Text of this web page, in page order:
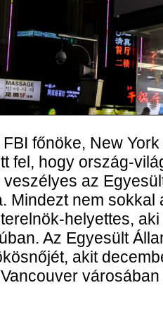
főnöke, New
fel, hogy ország-
az
Mindezt nem sokkal
helyettes,
Az Egyesült
akit